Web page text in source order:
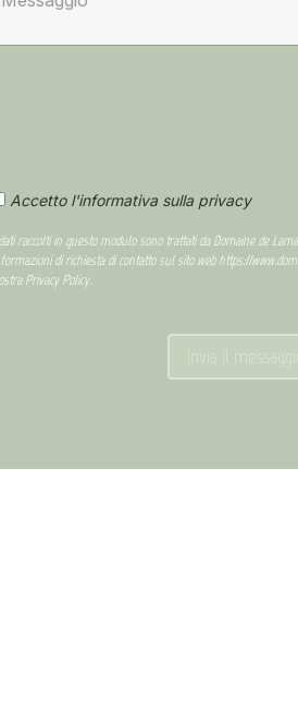
Accetto l'informativa sulla privacy
raccolti in questo modulo sono trattati da Domaine de
di richiesta di contatto sul sito web https://
Privacy Policy.